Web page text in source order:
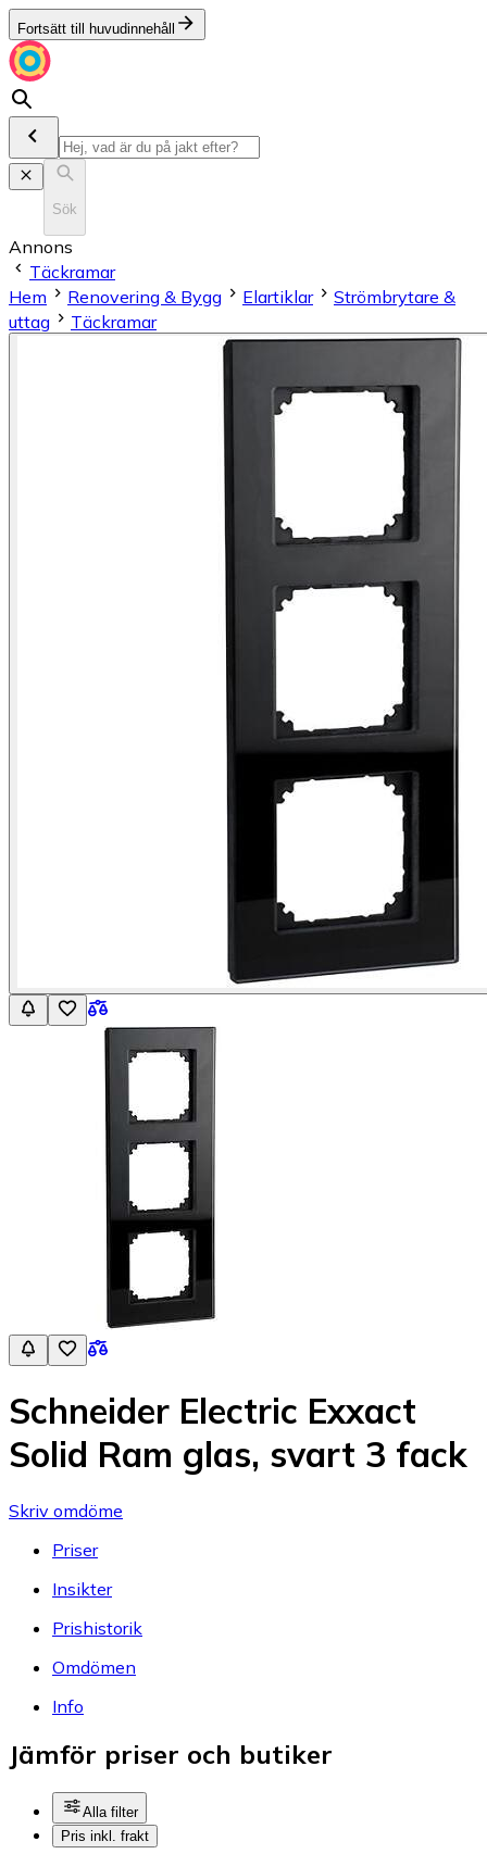
Fortsätt till huvudinnehåll
Sök
Annons
Täckramar
Hem
Renovering & Bygg Elartiklar
Strömbrytare &
uttag
Täckramar
Schneider Electric Exxact
Solid Ram glas, svart 3 fack
Skriv omdöme
Priser
Insikter
Prishistorik
Omdömen
Info
Jämför priser och butiker
Alla filter
Pris inkl. frakt